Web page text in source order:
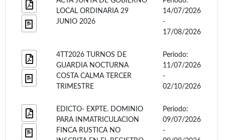
LOCAL ORDINARIA 29
JUNIO 2026
14/07/2026
-
17/08/2026
4TT2026 TURNOS DE
GUARDIA NOCTURNA
COSTA CALMA TERCER
TRIMESTRE
Periodo:
11/07/2026
-
02/10/2026
EDICTO- EXPTE. DOMINIO
PARA INMATRICULACION
FINCA RUSTICA NO
Periodo:
09/07/2026
-